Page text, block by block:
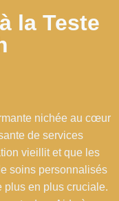
la Teste
nichée au cœur
de services
vieillit et que les
soins personnalisés
plus en plus cruciale.